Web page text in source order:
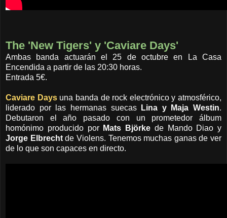
The 'New Tigers' y 'Caviare Days'
Ambas banda actuarán el 25 de octubre en La Casa
Encendida a partir de las 20:30 horas.
Entrada 5€.
Caviare Daysuna banda de rock electrónico y atmosférico,
liderado por las hermanas suecas
Lina y Maja Westin.
Debutaron el año pasado con un prometedor álbum
homónimo producido por Mats Björke de Mando Diao y
Jorge Elbrechtde Violens. Tenemos muchas ganas de ver
de lo que son capaces en directo.